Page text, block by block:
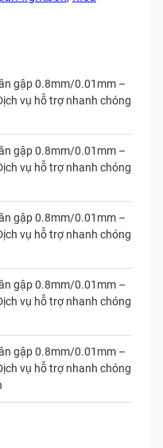
gập 0.8mm/0.01mm –
vụ hỗ trợ nhanh chóng
gập 0.8mm/0.01mm –
vụ hỗ trợ nhanh chóng
gập 0.8mm/0.01mm –
vụ hỗ trợ nhanh chóng
gập 0.8mm/0.01mm –
vụ hỗ trợ nhanh chóng
gập 0.8mm/0.01mm –
vụ hỗ trợ nhanh chóng